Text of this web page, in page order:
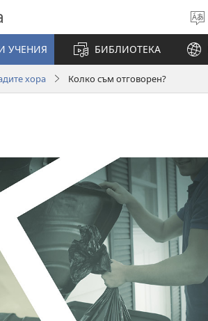
УЧЕНИЯ БИБЛИОТЕКА
хора Колко съм отговорен?